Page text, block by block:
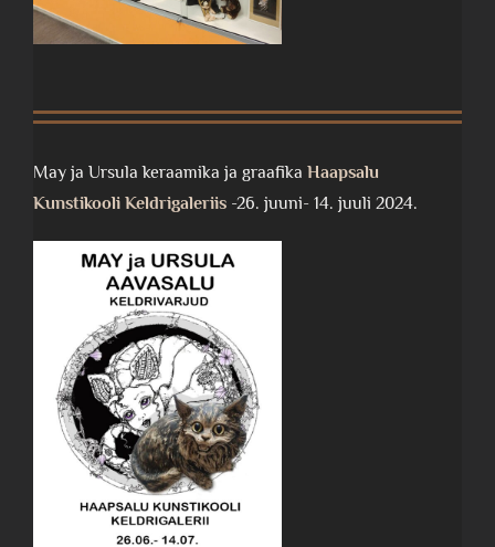
May ja Ursula keraamika ja graafika Haapsalu
Kunstikooli Keldrigaleriis -26. juuni- 14. juuli 2024.